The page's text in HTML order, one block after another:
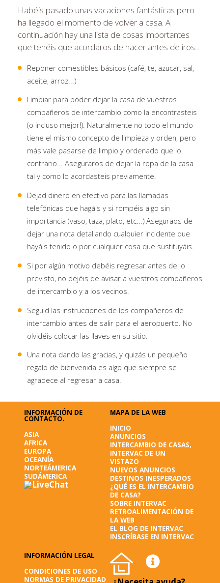
Habéis pasado unas vacaciones fantásticas pero
ha llegado el momento de volver a casa. A
continuación hay una lista de cosas importantes
que tenéis que acordaros de hacer antes de iros...
Reponer comestibles básicos (café, te, azucar, sal,
aceite, arroz...)
Limpiar para poder dejar la casa de vuestros
compañeros de intercambio como la encontrasteis
(o incluso mejor!). Naturalmente no todo el mundo
tiene el mismo concepto de limpieza y orden, pero
más vale pasarse de limpio y ordenado que lo
contrario... Aseguraros de dejar la ropa de la casa
tal y como lo acordasteis previamente.
Dejad dinero en efectivo para las llamadas
telefónicas que hagáis y si rompéis algo sin
importancia (vaso, taza, plato, etc...) Aseguraos de
dejar una nota detallando cualquier incidente que
hayáis tenido o por cualquier cosa que sustituyáis.
Si por algún motivo debéis regresar antes de lo
previsto, no dejéis de avisar a vuestros compañeros
de intercambio y a los vecinos.
Seguid las instrucciones de los compañeros de
intercambio antes de salir para el aeropuerto. No
olvidéis colocar las llaves en su sitio.
Una nota dando las gracias, y quizás un pequeño
regalo de bienvenida es algo que siempre se
agradece al regresar a casa.
INFORMACIÓN DE
CONTACTO.
ASIA
AFRICA
EUROPA
OCEANÍA
NORTEÁMERICA
SUDÁMERICA
MAPA DE LA WEB
INICIO
ANUNCIOS
INTERCAMBIO DE CASAS,
INTERVAC DE UN
VISTAZO
NUEVOS ANUNCIOS
DESTINOS INESPERADOS
¿QUÉ ES EL INTERCAMBIO
DE CASA?
SOBRE INTERVAC
RETROALIMENTACIÓN DE
LA WEB
EL BLOG DE INTERVAC
INSCRÍBASE EN INTERVAC
INFORMACIÓN LEGAL
CONDICIONES DE USO
NORMAS DE PRIVACIDAD